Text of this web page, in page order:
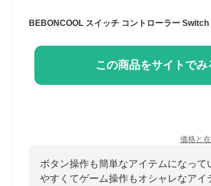
この商品をサイトでみ
価格と
ボタン操作も簡単なアイテムになって
やすくてゲーム操作もオシャレなアイ